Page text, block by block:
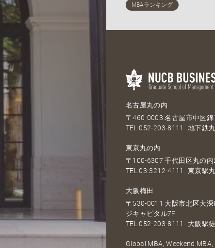
名古屋丸の内
〒460-0003 名古屋市中区
TEL052-203-8111 地下鉄
東京丸の内
〒100-6307 千代田区丸の
TEL03-3212-4111 東京駅
大阪梅田
〒530-0011 大阪市北区大
ジキャピタル7F
TEL052-203-8111 大阪駅
Global MBA, Weekend